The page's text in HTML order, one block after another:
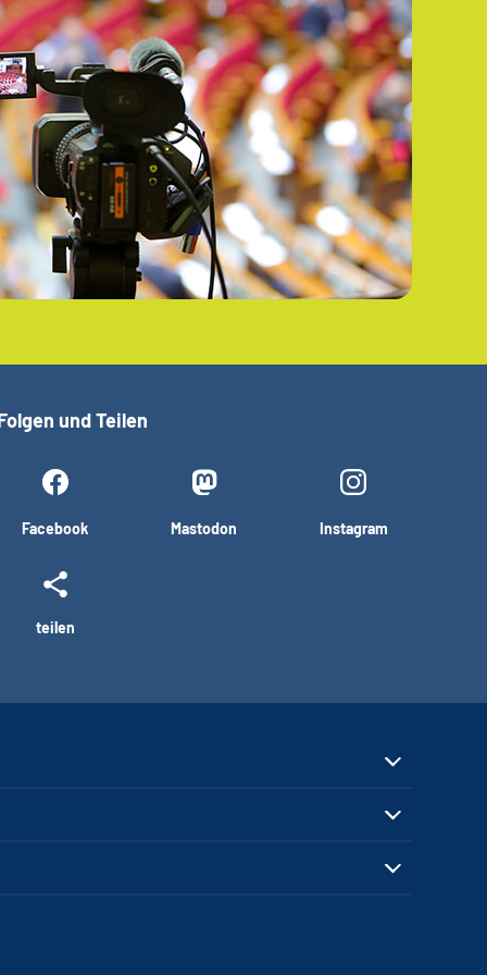
und Teilen
Facebook Mastodon Instagram
teilen